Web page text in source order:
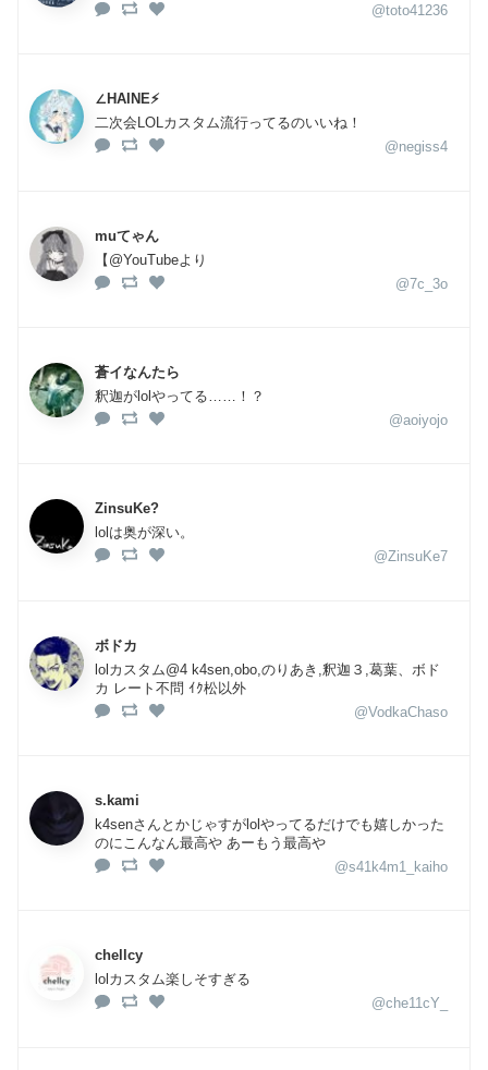
@toto41236
∠HAINE⚡
二次会LOLカスタム流行ってるのいいね！
@negiss4
muてゃん
【@YouTubeより
@7c_3o
蒼イなんたら
釈迦がlolやってる……！？
@aoiyojo
ZinsuKe?
lolは奥が深い。
@ZinsuKe7
ボドカ
lolカスタム@4 k4sen,obo,のりあき,釈迦３,葛葉、ボド
カ レート不問 ｲｸ松以外
@VodkaChaso
s.kami
k4senさんとかじゃすがlolやってるだけでも嬉しかった
のにこんなん最高や あーもう最高や
@s41k4m1_kaiho
chellcy
lolカスタム楽しそすぎる
@che11cY_